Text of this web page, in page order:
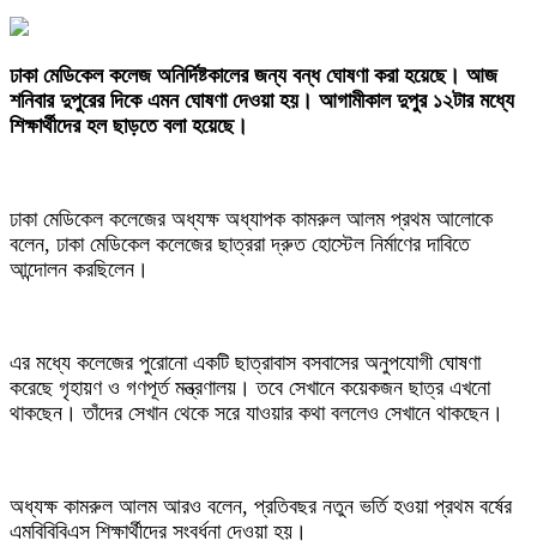
‎ঢাকা মেডিকেল কলেজ অনির্দিষ্টকালের জন্য বন্ধ ঘোষণা করা হয়েছে। আজ
শনিবার দুপুরের দিকে এমন ঘোষণা দেওয়া হয়। আগামীকাল দুপুর ১২টার মধ্যে
শিক্ষার্থীদের হল ছাড়তে বলা হয়েছে।
‎ঢাকা মেডিকেল কলেজের অধ্যক্ষ অধ্যাপক কামরুল আলম প্রথম আলোকে
বলেন, ঢাকা মেডিকেল কলেজের ছাত্ররা দ্রুত হোস্টেল নির্মাণের দাবিতে
আন্দোলন করছিলেন।
‎এর মধ্যে কলেজের পুরোনো একটি ছাত্রাবাস বসবাসের অনুপযোগী ঘোষণা
করেছে গৃহায়ণ ও গণপূর্ত মন্ত্রণালয়। তবে সেখানে কয়েকজন ছাত্র এখনো
থাকছেন। তাঁদের সেখান থেকে সরে যাওয়ার কথা বললেও সেখানে থাকছেন।
‎অধ্যক্ষ কামরুল আলম আরও বলেন, প্রতিবছর নতুন ভর্তি হওয়া প্রথম বর্ষের
এমবিবিবিএস শিক্ষার্থীদের সংবর্ধনা দেওয়া হয়।